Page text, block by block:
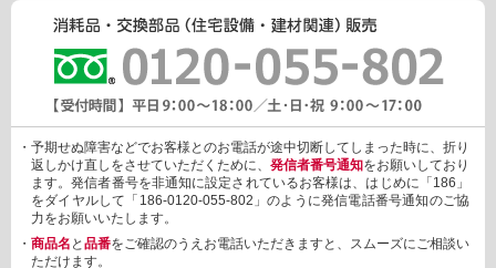
・キャンペーン、フェアー、イベントに関する情報ご提供
・アンケート、商品モニターに関する情報ご提供など
3. 個人情報の提供
あらかじめご本人様からご了解いただいている場合や法令で認め
られている場合を除き、個人情報を第三者に提供または開示いた
しません。
しかしながら、お客様がクレジットカード決済をご利用される場
合に限り、カード発行会社が行なう不正利用検知・防止「3Dセキ
ュア2.0」のために、お客様が利用するカード発行会社及び、決済
代行会社：GMOペイメントゲートウェイ（第三者）に、下記の情
報を開示し、本人認証を行います。
・金額など、決済に関する情報
・予期せぬ障害などでお客様とのお電話が途中切断してしまった時に、折り
返しかけ直しをさせていただくために、 発信者番号通知をお願いしており
ます。発信者番号を非通知に設定されているお客様は、はじめに「186」
をダイヤルして「186-0120-055-802」のように発信電話番号通知のご協
力をお願いいたします。
・ 商品名 と 品番をご確認のうえお電話いただきますと、スムーズにご相談い
ただけます。